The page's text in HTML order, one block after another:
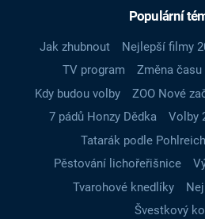
Populární
Jak zhubnout Nejlepší filmy
TV program
Změna času
Kdy budou volby
ZOO Nové
7 pádů Honzy Dědka
Volby
Tatarák podle
Pěstování lichořeřišnice
Tvarohové knedlíky
Švestkový